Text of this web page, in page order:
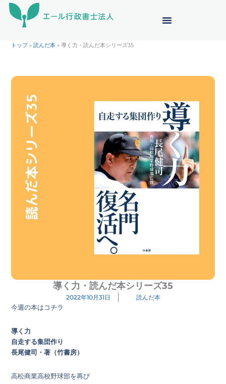
トップ»読んだ本 »導く力・読んだ本シリーズ35
導く力・読んだ本シリーズ35
2022年10月31日 読んだ本
今週の本はコチラ
導く力
自走する集団作り
長尾健司・著（竹書房）
高松商業高校野球部を再び